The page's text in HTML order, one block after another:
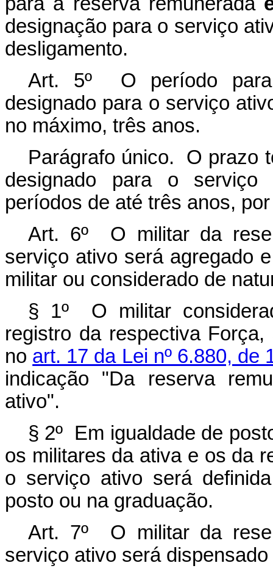
designação para o serviço
desligamento.
Art. 5º O período para
designado para o serviço
no máximo, três anos.
Parágrafo único. O prazo
designado para o
períodos de até três anos,
Art. 6º O militar da
serviço ativo será agregado
militar ou considerado de
§ 1º O militar
registro da respectiva
no art. 17 da Lei nº 6.880, de
indicação "Da reserva
ativo".
§ 2º Em igualdade de
os militares da ativa e os da
o serviço ativo será
posto ou na graduação.
Art. 7º O militar da
serviço ativo será